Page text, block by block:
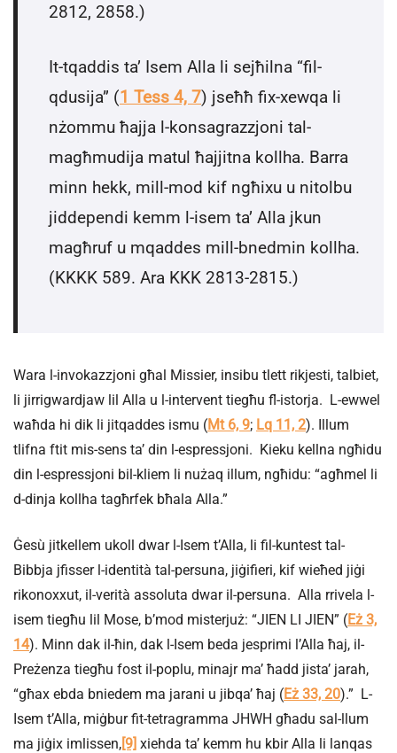
2812, 2858.)
It-tqaddis ta’ Isem Alla li sejħilna “fil-
qdusija” (1 Tess 4, 7) jseħħ fix-xewqa li
nżommu ħajja l-konsagrazzjoni tal-
magħmudija matul ħajjitna kollha. Barra
minn hekk, mill-mod kif ngħixu u nitolbu
jiddependi kemm l-isem ta’ Alla jkun
magħruf u mqaddes mill-bnedmin kollha.
(KKKK 589. Ara KKK 2813-2815.)
Wara l-invokazzjoni għal Missier, insibu tlett rikjesti, talbiet,
li jirrigwardjaw lil Alla u l-intervent tiegħu fl-istorja. L-ewwel
waħda hi dik li jitqaddes ismu (Mt 6, 9; Lq 11, 2). Illum
tlifna ftit mis-sens ta’ din l-espressjoni. Kieku kellna ngħidu
din l-espressjoni bil-kliem li nużaq illum, ngħidu: “agħmel li
d-dinja kollha tagħrfek bħala Alla.”
Ġesù jitkellem ukoll dwar l-Isem t’Alla, li fil-kuntest tal-
Bibbja jfisser l-identità tal-persuna, jiġifieri, kif wieħed jiġi
rikonoxxut, il-verità assoluta dwar il-persuna. Alla rrivela l-
isem tiegħu lil Mose, b’mod misterjuż: “JIEN LI JIEN” (Eż 3,
14). Minn dak il-ħin, dak l-Isem beda jesprimi l’Alla ħaj, il-
Preżenza tiegħu fost il-poplu, minajr ma’ ħadd jista’ jarah,
“għax ebda bniedem ma jarani u jibqa’ ħaj (Eż 33, 20).” L-
Isem t’Alla, miġbur fit-tetragramma JHWH għadu sal-llum
ma jiġix imlissen,[9] xiehda ta’ kemm hu kbir Alla li lanqas